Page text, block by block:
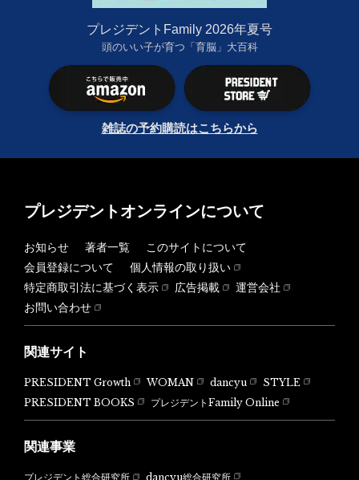
プレジデントFamily 2026年夏号
頭のいい子が育つ「育脳」大百科
雑誌の予約購読はこちらから
プレジデントオンラインについて
お知らせ 著者一覧
このサイトについて
会員登録について
個人情報の取り扱い
特定商取引法に基づく表示
広告掲載
運営会社
お問い合わせ
関連サイト
PRESIDENT Growth WOMAN dancyu
STYLE
PRESIDENT BOOKS
プレジデントFamily Online
関連事業
プレジデント総合研究所 dancyu総合研究所